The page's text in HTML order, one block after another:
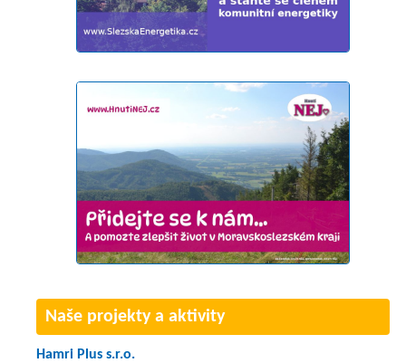
Naše projekty a aktivity
Hamri Plus s.r.o.